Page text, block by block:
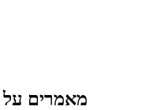
מאמרים על